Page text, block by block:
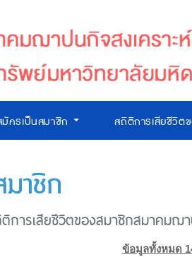
ครเป็นสมาชิก สถิติการเสียชีวิต
าชิก
การเสียชีวิตของสมาชิกสมาคม
ข้อมูลทั้งหมด